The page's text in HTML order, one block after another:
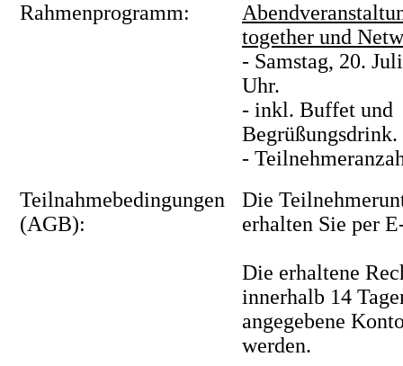
Rahmenprogramm:
together und
- Samstag, 20.
Uhr.
- inkl. Buffet und
Begrüßungsdrink.
-
Teilnahmebedingungen
(AGB):
Die
erhalten Sie per
Die erhaltene
innerhalb 14
angegebene
werden.